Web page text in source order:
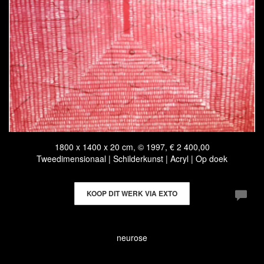
1800 x 1400 x 20 cm, © 1997, € 2 400,00
Tweedimensionaal | Schilderkunst | Acryl | Op doek
KOOP DIT WERK VIA EXTO
neurose